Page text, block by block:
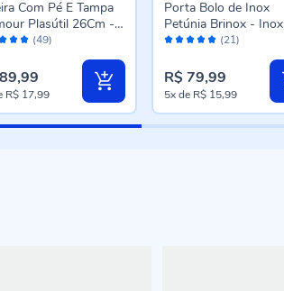
(49)
Com Pé E Tampa
Plasútil 26Cm -
R$ 17,99
Avaliação: (21)
Porta Bolo de Inox
Petúnia Brinox - Inox
R$ 79,99
5xde R$ 15,99